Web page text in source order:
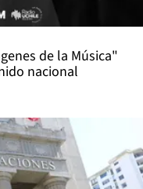
de la Música"
nacional